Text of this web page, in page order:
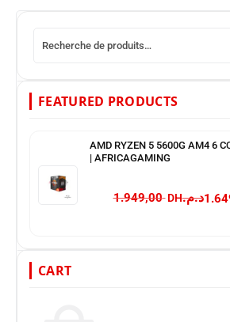
FEATURED PRODUCTS
AMD RYZEN 5 5600G AM4 6
| AFRICAGAMING
د.م. 1.949,00
CART